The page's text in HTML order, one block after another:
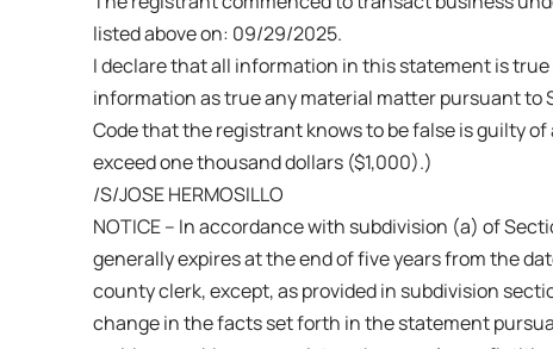
listed above on: 09/29/2025.
I declare that all information in this statement is
information as true any material matter pursuant to
Code that the registrant knows to be false is guilty
exceed one thousand dollars ($1,000).)
/S/JOSE HERMOSILLO
NOTICE – In accordance with subdivision (a) of
generally expires at the end of five years from the
county clerk, except, as provided in subdivision
change in the facts set forth in the statement